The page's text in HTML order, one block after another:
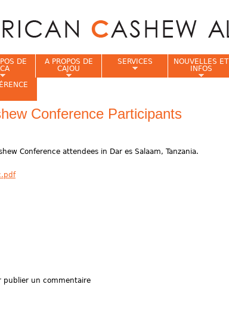
Conference Participants
Conference attendees in Dar es Salaam, Tanzania.
publier un commentaire
DE
A PROPOS DE
CAJOU
SERVICES
NOUVELLES ET
INFOS
ici